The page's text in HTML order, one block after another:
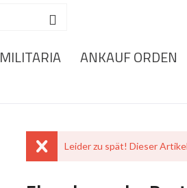
MILITARIA ANKAUF ORDEN
Leider zu spät! Dieser